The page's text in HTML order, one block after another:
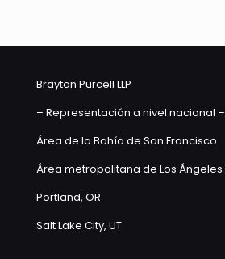
Brayton Purcell LLP
– Representación a nivel nacional –
Área de la Bahía de San Francisco
Área metropolitana de Los Ángeles
Portland, OR
Salt Lake City, UT